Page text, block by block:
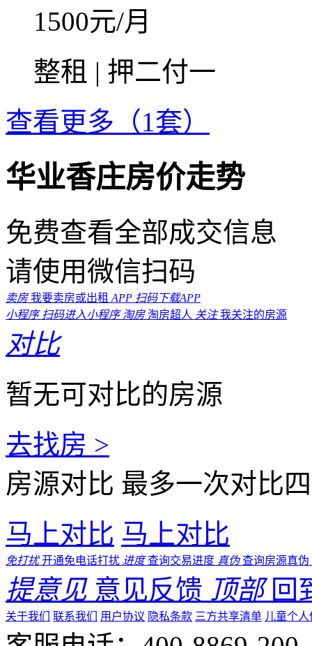
1500元/月
整租 | 押二付一
查看更多（1套）
华业香庄房价走势
免费查看全部成交信息
请使用微信扫码
卖房 我要卖房或出租 APP 扫码下载APP
小程序 扫码进入小程序 淘房 淘房超人 关注 我关注的房源
对比
暂无可对比的房源
去找房 >
房源对比 最多一次对比
马上对比 马上对比
免打扰 开通免电话打扰 进度 查询交易进度 真伪 查询房源真伪
提意见 意见反馈 顶部 回
关于我们 联系我们 用户协议 隐私条款 三方共享清单 儿童个